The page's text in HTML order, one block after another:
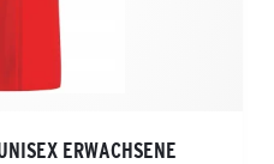
ERWACHSENE